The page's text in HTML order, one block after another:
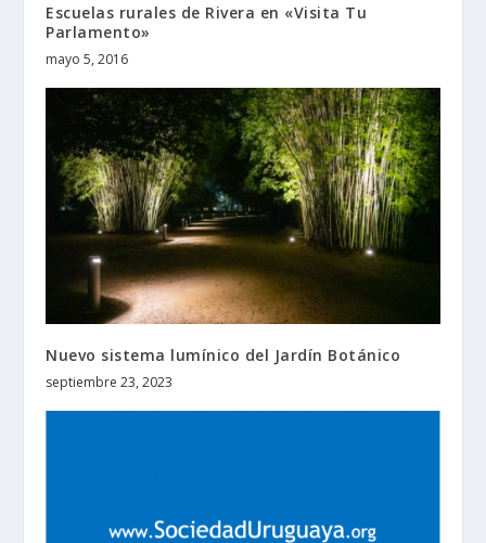
Escuelas rurales de Rivera en «Visita Tu
Parlamento»
mayo 5, 2016
Nuevo sistema lumínico del Jardín Botánico
septiembre 23, 2023